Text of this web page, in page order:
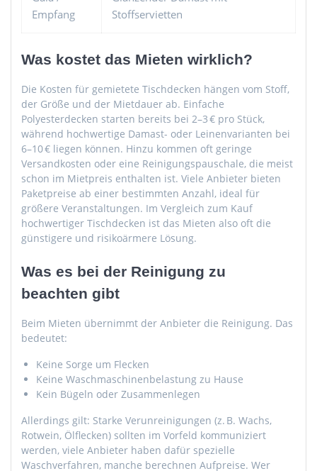
Empfang
Stoffservietten
Was kostet das Mieten wirklich?
Die Kosten für gemietete Tischdecken hängen vom Stoff,
der Größe und der Mietdauer ab. Einfache
Polyesterdecken starten bereits bei 2–3 € pro Stück,
während hochwertige Damast- oder Leinenvarianten bei
6–10 € liegen können. Hinzu kommen oft geringe
Versandkosten oder eine Reinigungspauschale, die meist
schon im Mietpreis enthalten ist. Viele Anbieter bieten
Paketpreise ab einer bestimmten Anzahl, ideal für
größere Veranstaltungen. Im Vergleich zum Kauf
hochwertiger Tischdecken ist das Mieten also oft die
günstigere und risikoärmere Lösung.
Was es bei der Reinigung zu
beachten gibt
Beim Mieten übernimmt der Anbieter die Reinigung. Das
bedeutet:
Keine Sorge um Flecken
Keine Waschmaschinenbelastung zu Hause
Kein Bügeln oder Zusammenlegen
Allerdings gilt: Starke Verunreinigungen (z. B. Wachs,
Rotwein, Ölflecken) sollten im Vorfeld kommuniziert
werden, viele Anbieter haben dafür spezielle
Waschverfahren, manche berechnen Aufpreise. Wer